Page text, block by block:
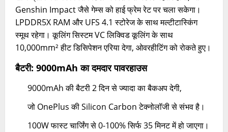
Genshin Impact जैसे गेम्स को हाई फ्रेम रेट पर चला सकेगा।
LPDDR5X RAM और UFS 4.1 स्टोरेज के साथ मल्टीटास्किंग
स्मूथ रहेगा। कूलिंग सिस्टम VC लिक्विड कूलिंग के साथ
10,000mm² हीट डिसिपेशन एरिया देगा, ओवरहीटिंग को रोकते हुए।
बैटरी: 9000mAh का दमदार पावरहाउस
9000mAh की बैटरी 2 दिन से ज्यादा का बैकअप देगी,
जो OnePlus की Silicon Carbon टेक्नोलॉजी से संभव है।
100W फास्ट चार्जिंग से 0-100% सिर्फ 35 मिनट में हो जाएगा।